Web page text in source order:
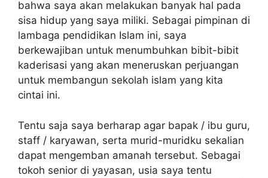
bahwa saya akan melakukan banyak hal pada
sisa hidup yang saya miliki. Sebagai pimpinan di
lambaga pendidikan Islam ini, saya
berkewajiban untuk menumbuhkan bibit-bibit
kaderisasi yang akan meneruskan perjuangan
untuk membangun sekolah islam yang kita
cintai ini.
Tentu saja saya berharap agar bapak / ibu guru,
staff / karyawan, serta murid-muridku sekalian
dapat mengemban amanah tersebut. Sebagai
tokoh senior di yayasan, usia saya tentu